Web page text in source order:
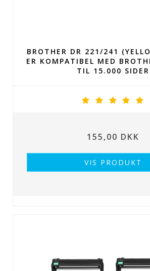
BROTHER DR 221/241
ER KOMPATIBEL MED
TIL 15.000 SIDER
155,00 DKK
VIS PRODUKT